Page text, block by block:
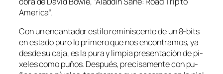
America”.
Con un en­can­ta­dor es­ti­lo re­mi­nis­cen­te de un 8‑bits
en es­ta­do pu­ro lo pri­me­ro que nos en­con­tra­mos, ya
des­de su ca­ja, es la pu­ra y lim­pia pre­sen­ta­ción de pí­
xe­les co­mo pu­ños. Después, pre­ci­sa­men­te con pu­